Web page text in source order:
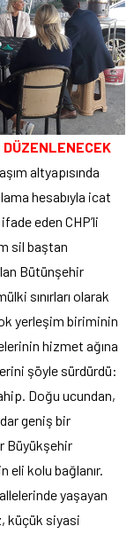
DÜZENLENECEK
altyapısında
hesabıyla icat
eden CHP’li
sil baştan
Bütünşehir
sınırları olarak
yerleşim biriminin
hizmet ağına
şöyle sürdürdü:
Doğu ucundan,
geniş bir
Büyükşehir
eli kolu bağlanır.
yaşayan
küçük siyasi